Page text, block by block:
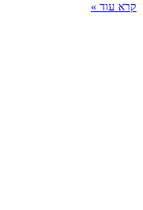
קרא עוד »